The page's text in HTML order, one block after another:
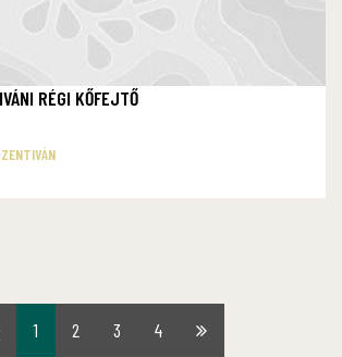
RÉGI KŐFEJTŐ
Első1 2 3 4
Utolsó